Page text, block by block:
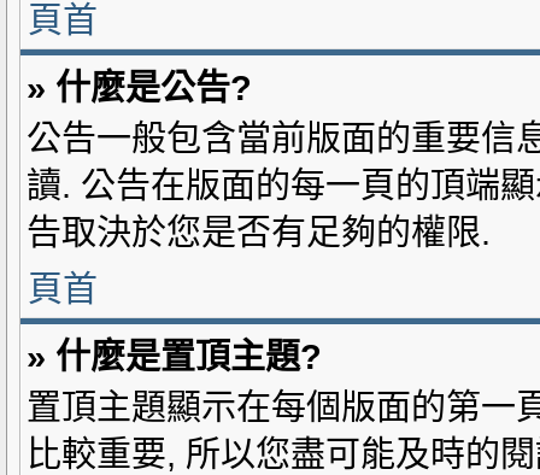
頁首
» 什麼是公告?
公告一般包含當前版面的重要信
讀. 公告在版面的每一頁的頂端
告取決於您是否有足夠的權限.
頁首
» 什麼是置頂主題?
置頂主題顯示在每個版面的第一
比較重要, 所以您盡可能及時的